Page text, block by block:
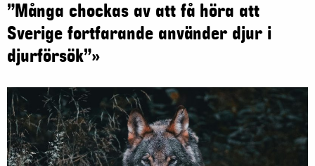
”Många chockas av att få höra att
Sverige fortfarande använder djur i
djurförsök”»